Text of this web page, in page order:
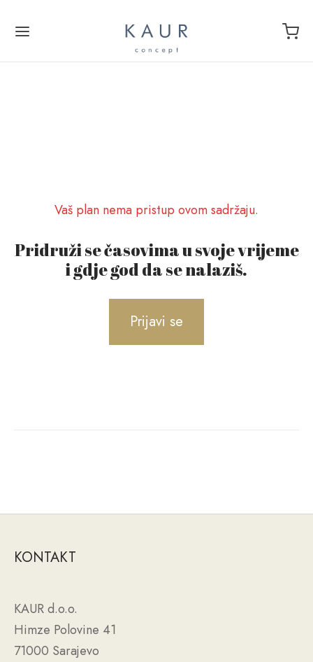
Vaš plan nema pristup ovom sadržaju.
Pridruži se časovima u svoje vrijeme
i gdje god da se nalaziš.
Prijavi se
KONTAKT
KAUR d.o.o.
Himze Polovine 41
71000 Sarajevo
Move – prijava
Move Izazov